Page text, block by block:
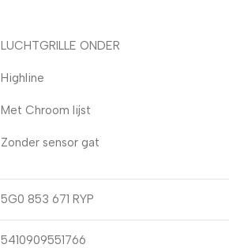
LUCHTGRILLE ONDER
Highline
Met Chroom lijst
Zonder sensor gat
5G0 853 671 RYP
5410909551766